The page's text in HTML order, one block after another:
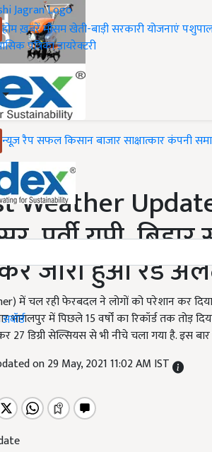
होमख़बरेंमौसमखेती-बाड़ीसरकारी योजनाएं
पत्रिकाडायरेक्टरी
न्यूज़ रैपसफल किसानबाजारसाक्षात्कारकंपनी
Weather
पूर्वी यूपी,
जारी हुआ रेड
में चल रही फेरबदल ने लोगों को परेशान कर
भागलपुर में पिछले 15 वर्षों का रिकॉर्ड तक तोड़
27 डिग्री सेल्सियस से भी नीचे चला गया है. इस
on 29 May, 2021 11:02 AM IST